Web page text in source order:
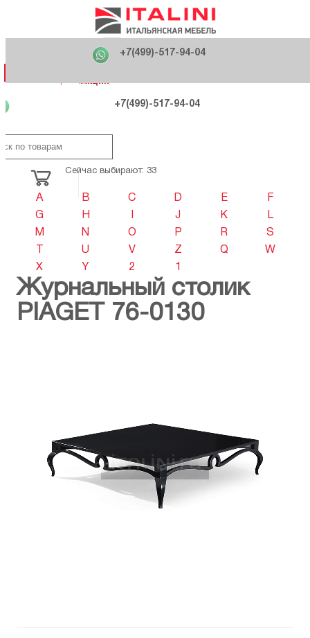
+7(499)-517-94-04
Фабрики
Распродажа
Как купить
О компании
Акция
+7(499)-517-94-04
121170 , г. Москва,
ул. Кутузовский проспект, д. 36 стр.3
+7(499)-517-94-04
Сейчас выбирают: 33
A B C D E
F
G
H J K
L
M
N O P R
S
U V Z Q
W
X
Y 2 1
Журнальный столик
PIAGET 76-0130